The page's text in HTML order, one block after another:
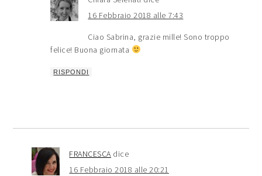
16 Febbraio 2018 alle 7:43
Ciao Sabrina, grazie mille! Sono troppo
felice! Buona giornata
RISPONDI
FRANCESCA dice
16 Febbraio 2018 alle 20:21